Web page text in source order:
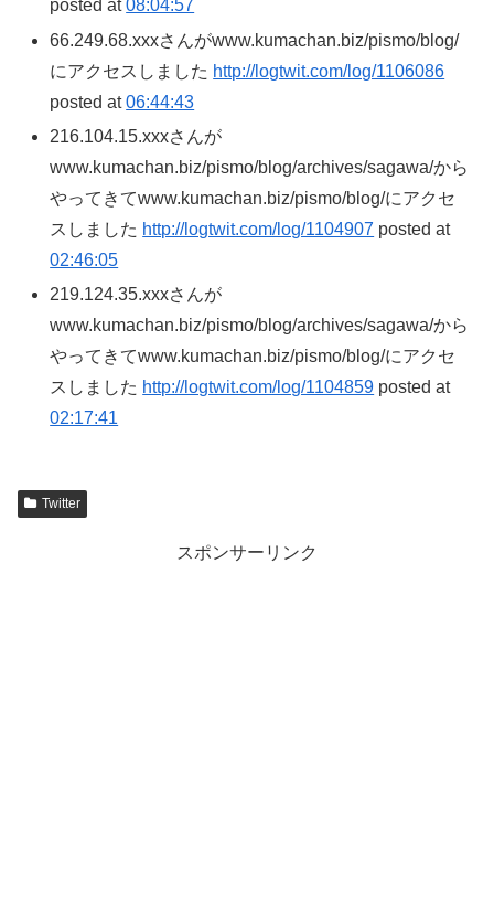
posted at08:04:57
66.249.68.xxxさんがwww.kumachan.biz/pismo/blog/
にアクセスしました http://logtwit.com/log/1106086
posted at06:44:43
216.104.15.xxxさんが
www.kumachan.biz/pismo/blog/archives/sagawa/から
やってきてwww.kumachan.biz/pismo/blog/にアクセ
スしました http://logtwit.com/log/1104907 posted at
02:46:05
219.124.35.xxxさんが
www.kumachan.biz/pismo/blog/archives/sagawa/から
やってきてwww.kumachan.biz/pismo/blog/にアクセ
スしました http://logtwit.com/log/1104859 posted at
02:17:41
Twitter
スポンサーリンク